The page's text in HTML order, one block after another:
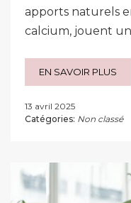
apports naturels
calcium, jouent
EN SAVOIR PLUS
13 avril 2025
Catégories: Non classé